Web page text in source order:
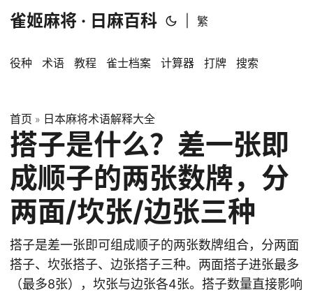
雀姬麻将 · 日麻百科 繁
役种 术语 教程 雀士档案 计算器 打牌 搜索
首页 » 日本麻将术语解释大全
搭子是什么？差一张即
成顺子的两张数牌，分
两面/坎张/边张三种
搭子是差一张即可组成顺子的两张数牌组合，分两面
搭子、坎张搭子、边张搭子三种。两面搭子进张最多
（最多8张），坎张与边张各4张。搭子数量直接影响